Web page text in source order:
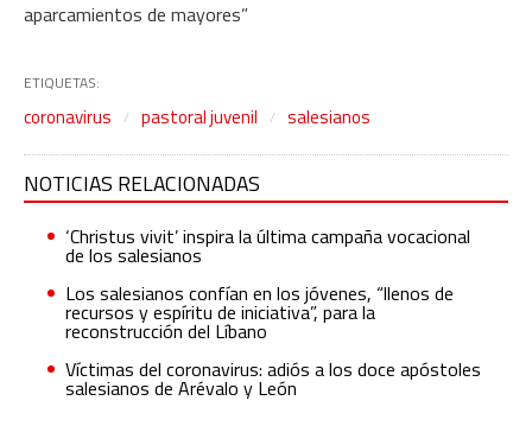
aparcamientos de mayores”
ETIQUETAS:
coronavirus pastoral juvenil salesianos
NOTICIAS RELACIONADAS
‘Christus vivit’ inspira la última campaña vocacional
de los salesianos
Los salesianos confían en los jóvenes, “llenos de
recursos y espíritu de iniciativa”, para la
reconstrucción del Líbano
Víctimas del coronavirus: adiós a los doce apóstoles
salesianos de Arévalo y León